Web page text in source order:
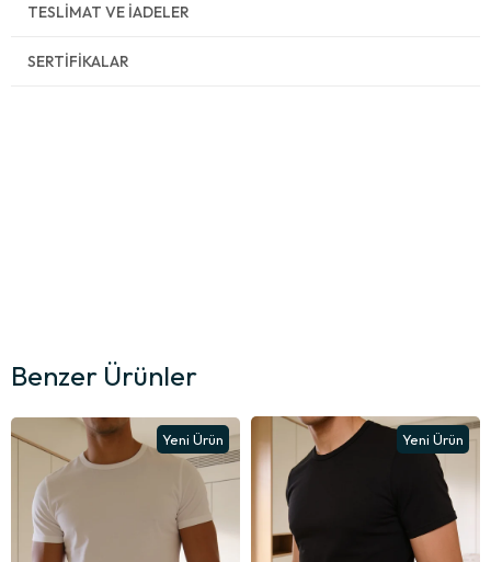
TESLIMAT VE İADELER
SERTIFIKALAR
Benzer Ürünler
Yeni Ürün Yeni Ürün